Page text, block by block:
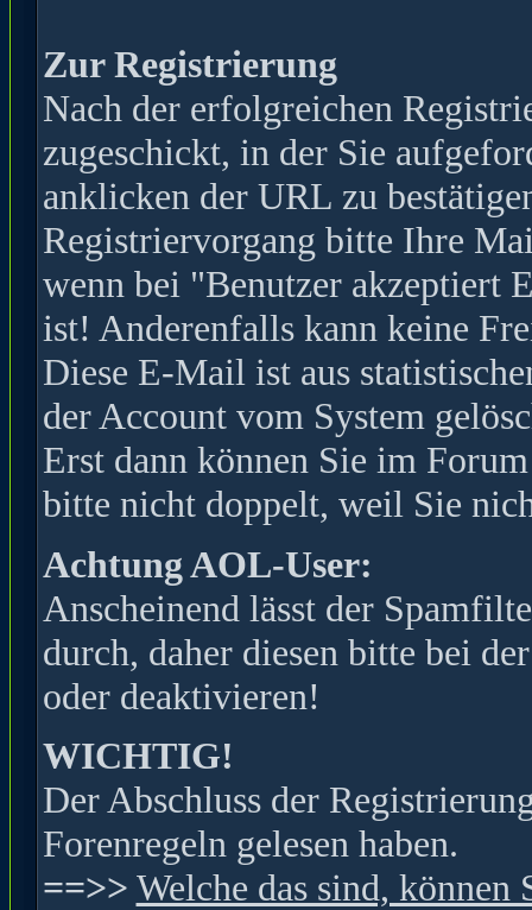
Zur Registrierung
Nach der erfolgreichen
zugeschickt, in der Sie
anklicken der URL zu
Registriervorgang bitte Ihre
wenn bei "Benutzer akzeptiert
ist! Anderenfalls kann keine
Diese E-Mail ist aus
der Account vom System
Erst dann können Sie im
bitte nicht doppelt, weil Sie
Achtung AOL-User:
Anscheinend lässt der
durch, daher diesen bitte bei
oder deaktivieren!
WICHTIG!
Der Abschluss der
Forenregeln gelesen haben.
==>> Welche das sind, können